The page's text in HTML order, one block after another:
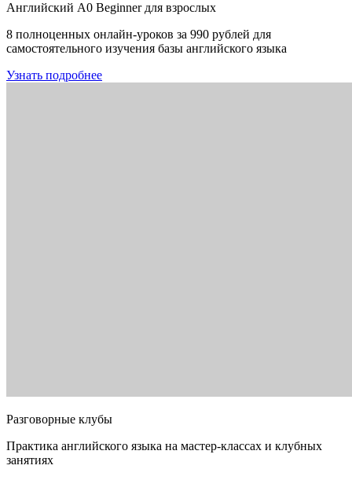
Английский A0 Beginner для взрослых
8 полноценных онлайн-уроков за 990 рублей для
самостоятельного изучения базы английского языка
Узнать подробнее
Разговорные клубы
Практика английского языка на мастер-классах и клубных
занятиях